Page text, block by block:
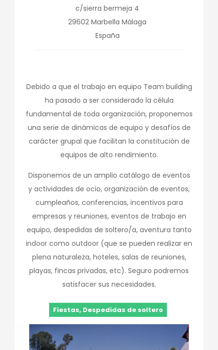
c/sierra bermeja 4
29602 Marbella Málaga
España
Debido a que el trabajo en equipo Team building
ha pasado a ser considerado la célula
fundamental de toda organización, proponemos
una serie de dinámicas de equipo y desafíos de
carácter grupal que facilitan la constitución de
equipos de alto rendimiento.
Disponemos de un amplio catálogo de eventos
y actividades de ocio, organización de eventos,
cumpleaños, conferencias, incentivos para
empresas y reuniones, eventos de trabajo en
equipo, despedidas de soltero/a, aventura tanto
indoor como outdoor (que se pueden realizar en
plena naturaleza, hoteles, salas de reuniones,
playas, fincas privadas, etc). Seguro podremos
satisfacer sus necesidades.
Fiestas, Despedidas de soltero